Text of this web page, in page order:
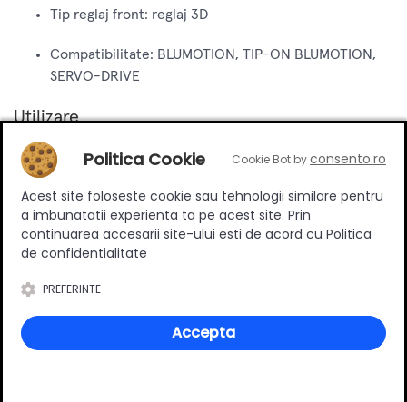
Tip reglaj front: reglaj 3D
Compatibilitate: BLUMOTION, TIP-ON BLUMOTION,
SERVO-DRIVE
Utilizare
Sistemul Merivobox este ideal pentru realizarea sertarelor
moderne in mobilier de bucatarie, dressing, baie sau
mobilier comercial. Platforma modulara permite
configuratii variate, mentinand acelasi standard de calitate
si functionalitate specific produselor Blum. Sistemul ofera
utilizare intensiva si durabilitate pe termen lung.
Produse complementare
Politica Cookie Cookie Bot byconsento.ro
Acest site foloseste cookie sau tehnologii similare pentru
a imbunatatii experienta ta pe acest site. Prin
continuarea accesarii site-ului esti de acord cu Politica
de confidentialitate
PREFERINTE
Accepta